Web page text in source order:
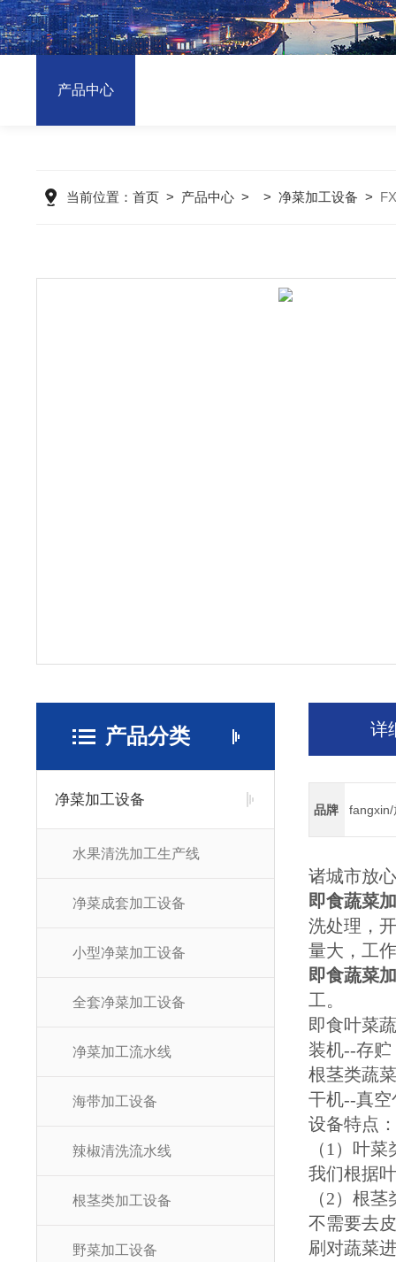
产品中心
当前位置： 首页> 产品中心> > 净菜加工设备 >
产品分类
净菜加工设备
水果清洗加工生产线
净菜成套加工设备
小型净菜加工设备
全套净菜加工设备
净菜加工流水线
海带加工设备
辣椒清洗流水线
根茎类加工设备
野菜加工设备
详
品牌 fangxin/
诸城市放
即食蔬菜
洗处理，
量大，工
即食蔬菜
工。
即食叶菜
装机--存贮
根茎类蔬
干机--真空
设备特点
（1）叶
我们根据
（2）根
不需要去
刷对蔬菜